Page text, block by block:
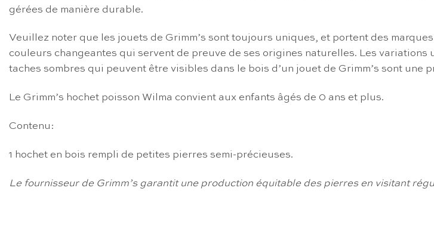
gérées de manière durable.
Veuillez noter que les jouets de Grimm’s sont toujours uniques, et portent des
couleurs changeantes qui servent de preuve de ses origines naturelles. Les
taches sombres qui peuvent être visibles dans le bois d’un jouet de Grimm’s sont une
Le Grimm’s hochet poisson Wilma convient aux enfants âgés de 0 ans et plus.
Contenu:
1 hochet en bois rempli de petites pierres semi-précieuses.
Le fournisseur de Grimm’s garantit une production équitable des pierres en visitant